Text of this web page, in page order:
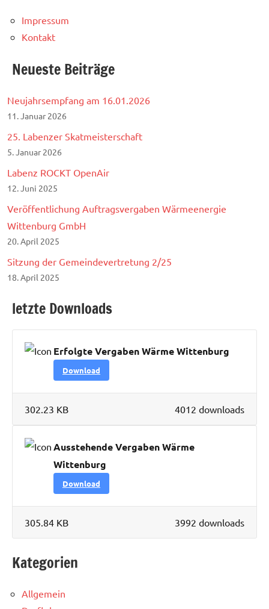
Impressum
Kontakt
Neueste Beiträge
Neujahrsempfang am 16.01.2026
11. Januar 2026
25. Labenzer Skatmeisterschaft
5. Januar 2026
Labenz ROCKT OpenAir
12. Juni 2025
Veröffentlichung Auftragsvergaben Wärmeenergie
Wittenburg GmbH
20. April 2025
Sitzung der Gemeindevertretung 2/25
18. April 2025
letzte Downloads
Erfolgte Vergaben Wärme Wittenburg
Download
4012 downloads
302.23 KB
Ausstehende Vergaben Wärme
Wittenburg
Download
3992 downloads
305.84 KB
Kategorien
Allgemein